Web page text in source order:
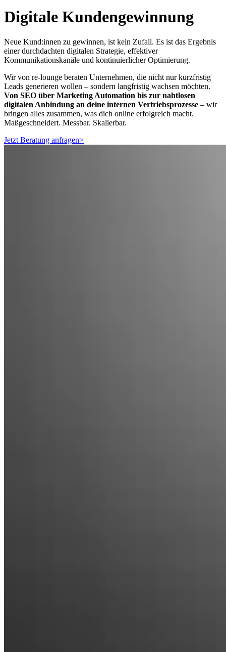
Digitale Kundengewinnung
Neue Kund:innen zu gewinnen, ist kein Zufall. Es ist das Ergebnis
einer durchdachten digitalen Strategie, effektiver
Kommunikationskanäle und kontinuierlicher Optimierung.
Wir von re-lounge beraten Unternehmen, die nicht nur kurzfristig
Leads generieren wollen – sondern langfristig wachsen möchten.
Von SEO über Marketing Automation bis zur nahtlosen
digitalen Anbindung an deine internen Vertriebsprozesse – wir
bringen alles zusammen, was dich online erfolgreich macht.
Maßgeschneidert. Messbar. Skalierbar.
Jetzt Beratung anfragen>